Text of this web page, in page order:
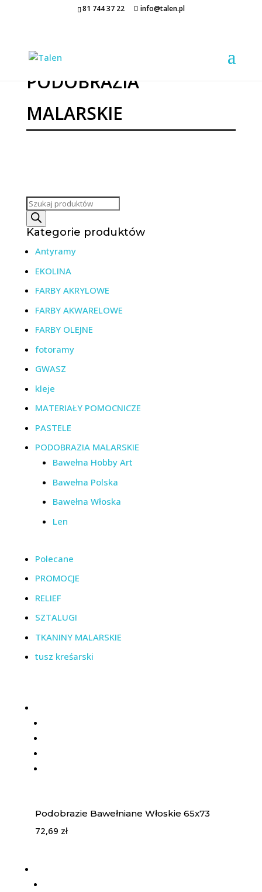
81 744 37 22 info@talen.pl
PODOBRAZIA
MALARSKIE
Wyszukiwarka
produktów
Kategorie produktów
Antyramy
EKOLINA
FARBY AKRYLOWE
FARBY AKWARELOWE
FARBY OLEJNE
fotoramy
GWASZ
kleje
MATERIAŁY POMOCNICZE
PASTELE
PODOBRAZIA MALARSKIE
Bawełna Hobby Art
Bawełna Polska
Bawełna Włoska
Len
Polecane
PROMOCJE
RELIEF
SZTALUGI
TKANINY MALARSKIE
tusz kreśarski
Podobrazie Bawełniane Włoskie 65x73
72,69 zł